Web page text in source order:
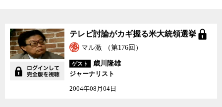
テレビ討論がカギ握る米
大統領選挙
テレビ討論がカギ握る米大統領選挙
マル激 （第176回）
ゲスト
歳川隆雄
ジャーナリスト
2004年08月04日